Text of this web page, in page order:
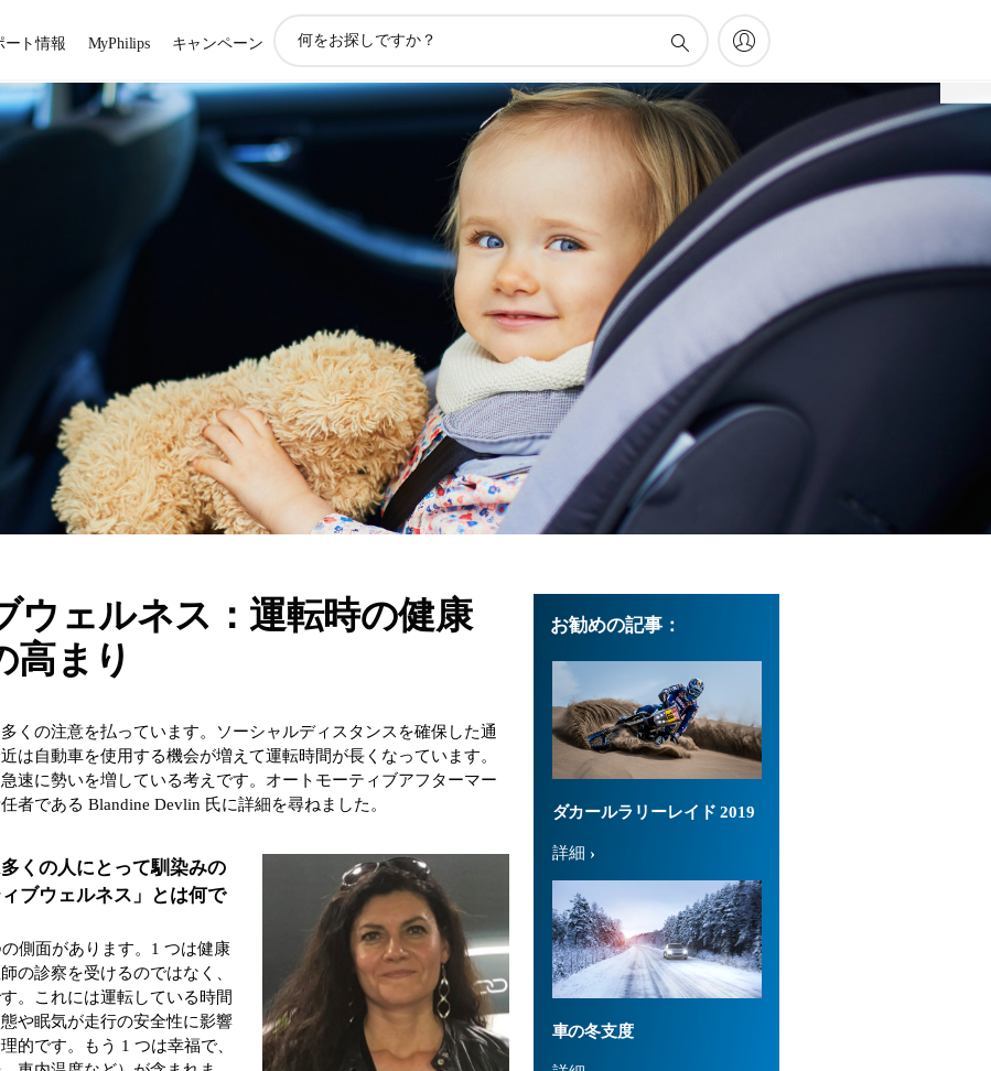
ート情報 MyPhilips キャンペーン
ン
ポ
ー
ト
検
ウェルネス：運転時の健康
高まり
くの注意を払っています。ソーシャルディスタンスを確保した通
は自動車を使用する機会が増えて運転時間が長くなっています。
速に勢いを増している考えです。オートモーティブアフターマー
者である Blandine Devlin 氏に詳細を尋ねました。
くの人にとって馴染みの
ブウェルネス」とは何で
側面があります。1 つは健康
の診察を受けるのではなく、
。これには運転している時間
や眠気が走行の安全性に影響
的です。もう 1 つは幸福で、
お勧めの記事：
ダカールラリーレイド 2019
詳細
車の冬支度